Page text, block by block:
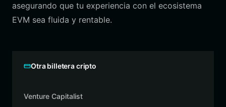
asegurando que tu experiencia con el ecosistema
EVM sea fluida y rentable.
Otra billetera cripto
Venture Capitalist